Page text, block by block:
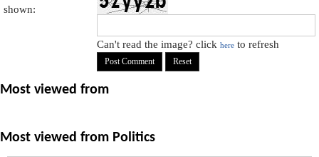
shown:
Can't read the image? clickhere to refresh
Most viewed from
Most viewed from Politics